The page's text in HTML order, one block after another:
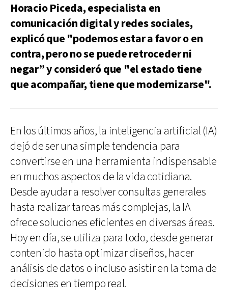
Horacio Piceda, especialista en
comunicación digital y redes sociales,
explicó que "podemos estar a favor o en
contra, pero no se puede retroceder ni
negar” y consideró que "el estado tiene
que acompañar, tiene que modernizarse".
En los últimos años, la inteligencia artificial (IA)
dejó de ser una simple tendencia para
convertirse en una herramienta indispensable
en muchos aspectos de la vida cotidiana.
Desde ayudar a resolver consultas generales
hasta realizar tareas más complejas, la IA
ofrece soluciones eficientes en diversas áreas.
Hoy en día, se utiliza para todo, desde generar
contenido hasta optimizar diseños, hacer
análisis de datos o incluso asistir en la toma de
decisiones en tiempo real.